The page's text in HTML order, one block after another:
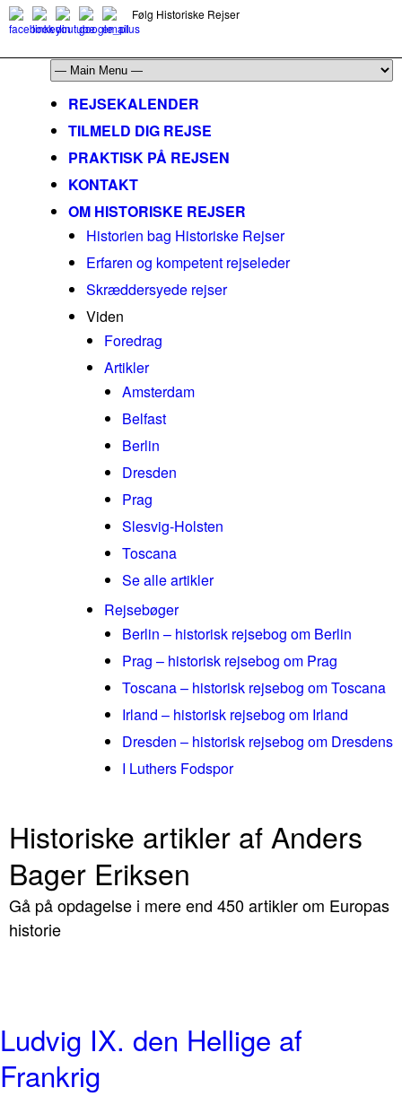
Følg Historiske Rejser
REJSEKALENDER
TILMELD DIG REJSE
PRAKTISK PÅ REJSEN
KONTAKT
OM HISTORISKE REJSER
Historien bag Historiske Rejser
Erfaren og kompetent rejseleder
Skræddersyede rejser
Viden
Foredrag
Artikler
Amsterdam
Belfast
Berlin
Dresden
Prag
Slesvig-Holsten
Toscana
Se alle artikler
Rejsebøger
Berlin – historisk rejsebog om Berlin
Prag – historisk rejsebog om Prag
Toscana – historisk rejsebog om Toscana
Irland – historisk rejsebog om Irland
Dresden – historisk rejsebog om Dresdens
I Luthers Fodspor
Historiske artikler af Anders
Bager Eriksen
Gå på opdagelse i mere end 450 artikler om Europas
historie
Ludvig IX. den Hellige af
Frankrig